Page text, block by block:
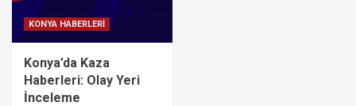
KONYA HABERLERİ
Konya’da Kaza
Haberleri: Olay Yeri
İnceleme